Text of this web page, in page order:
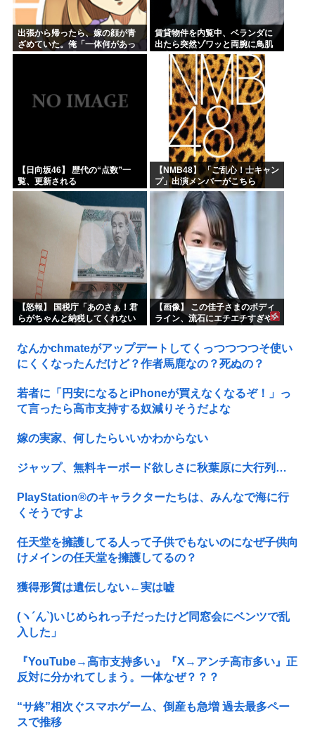
出張から帰ったら、嫁の顔が青
ざめていた。俺「一体何があっ
たんだ？」嫁「…」→子供たち
賃貸物件を内覧中、ベランダに
出たら突然ゾワッと両腕に鳥肌
が出た。「やっぱりこの部屋嫌
だ」と思った瞬間、体が前にド
ンッと突き飛ばされて…
【日向坂46】 歴代の“点数”一
覧、更新される
【NMB48】 「ご乱心！士キャン
プ」出演メンバーがこちら
【怒報】 国税庁「あのさぁ！君
らがちゃんと納税してくれない
る？！」←これw w w w w w w w
【画像】 この佳子さまのボディ
ライン、流石にエチエチすぎや
なんかchmateがアップデートしてくっつつつつそ使い
にくくなったんだけど？作者馬鹿なの？死ぬの？
若者に「円安になるとiPhoneが買えなくなるぞ！」っ
て言ったら高市支持する奴減りそうだよな
嫁の実家、何したらいいかわからない
ジャップ、無料キーボード欲しさに秋葉原に大行列…
PlayStation®のキャラクターたちは、みんなで海に行
くそうですよ
任天堂を擁護してる人って子供でもないのになぜ子供向
けメインの任天堂を擁護してるの？
獲得形質は遺伝しない←実は嘘
(ヽ´ん`)いじめられっ子だったけど同窓会にベンツで乱
入した」
『YouTube→高市支持多い』『X→アンチ高市多い』正
反対に分かれてしまう。一体なぜ？？？
“サ終”相次ぐスマホゲーム、倒産も急増 過去最多ペー
スで推移